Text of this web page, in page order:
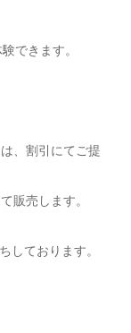
できます。
、割引にてご提
販売します。
しております。